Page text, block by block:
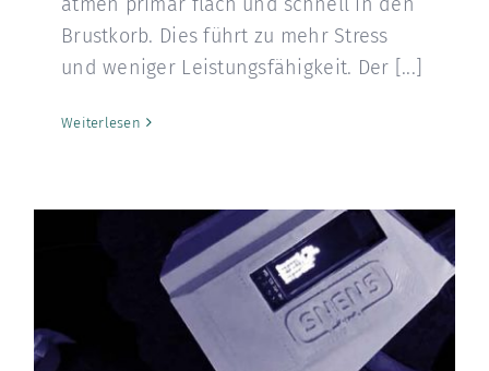
Brustkorb. Dies führt zu mehr Stress
und weniger Leistungsfähigkeit. Der [...]
Weiterlesen